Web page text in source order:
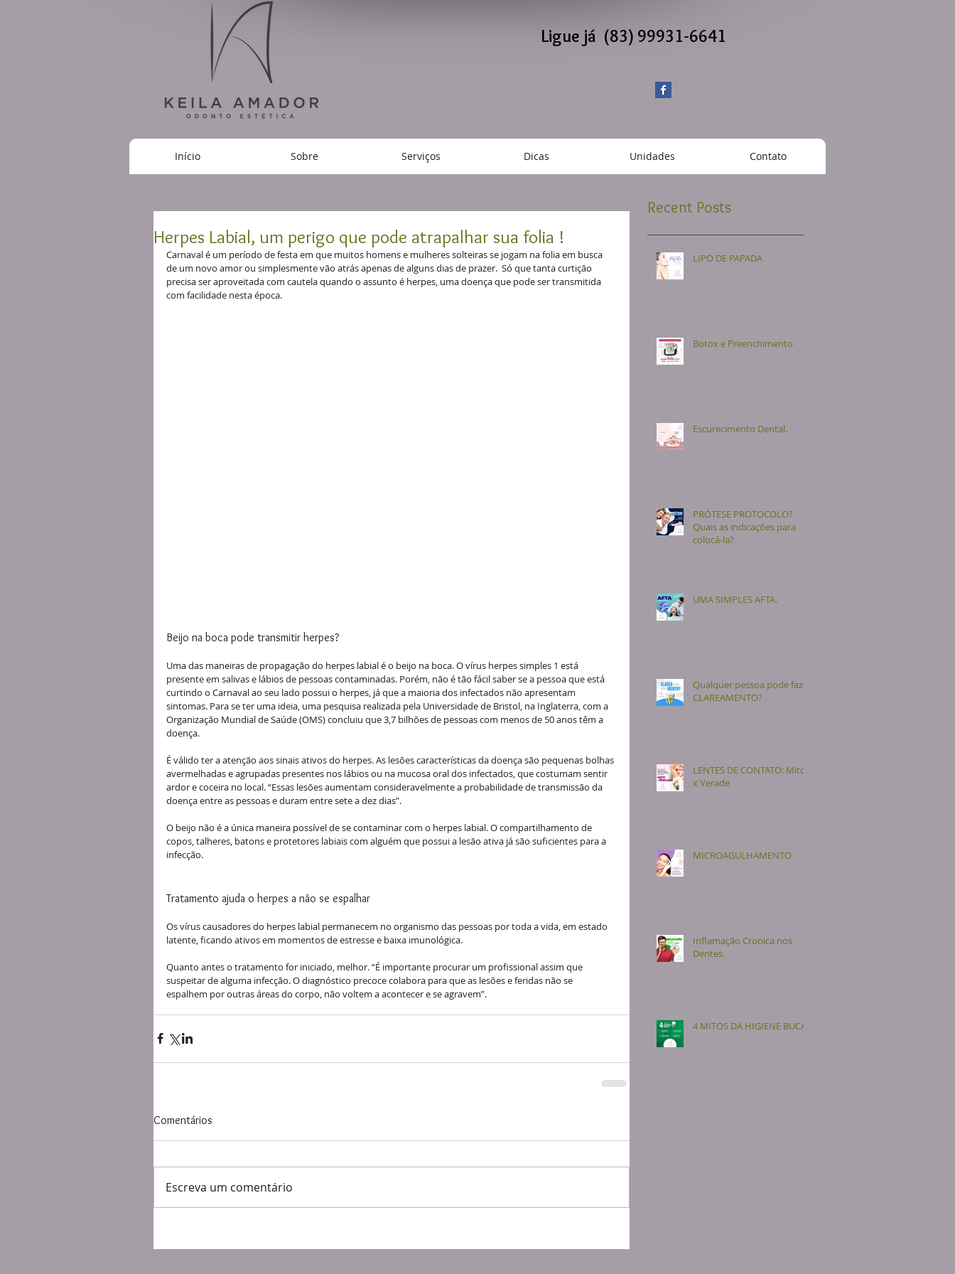
Ligue já (83) 99931-6641
Início Sobre Serviços Dicas Unidades Contato
Herpes Labial, um perigo que pode atrapalhar sua folia !
Carnaval é um período de festa em que muitos homens e mulheres solteiras se jogam na folia em busca
de um novo amor ou simplesmente vão atrás apenas de alguns dias de prazer.  Só que tanta curtição
precisa ser aproveitada com cautela quando o assunto é herpes, uma doença que pode ser transmitida
com facilidade nesta época.
Beijo na boca pode transmitir herpes?
Uma das maneiras de propagação do herpes labial é o beijo na boca. O vírus herpes simples 1 está
presente em salivas e lábios de pessoas contaminadas. Porém, não é tão fácil saber se a pessoa que está
curtindo o Carnaval ao seu lado possui o herpes, já que a maioria dos infectados não apresentam
sintomas. Para se ter uma ideia, uma pesquisa realizada pela Universidade de Bristol, na Inglaterra, com a
Organização Mundial de Saúde (OMS) concluiu que 3,7 bilhões de pessoas com menos de 50 anos têm a
doença.
É válido ter a atenção aos sinais ativos do herpes. As lesões características da doença são pequenas bolhas
avermelhadas e agrupadas presentes nos lábios ou na mucosa oral dos infectados, que costumam sentir
ardor e coceira no local. “Essas lesões aumentam consideravelmente a probabilidade de transmissão da
doença entre as pessoas e duram entre sete a dez dias”.
O beijo não é a única maneira possível de se contaminar com o herpes labial. O compartilhamento de
copos, talheres, batons e protetores labiais com alguém que possui a lesão ativa já são suficientes para a
infecção.
Tratamento ajuda o herpes a não se espalhar
Os vírus causadores do herpes labial permanecem no organismo das pessoas por toda a vida, em estado
latente, ficando ativos em momentos de estresse e baixa imunológica.
Quanto antes o tratamento for iniciado, melhor. “É importante procurar um profissional assim que
suspeitar de alguma infecção. O diagnóstico precoce colabora para que as lesões e feridas não se
espalhem por outras áreas do corpo, não voltem a acontecer e se agravem”.
Comentários
Escreva um comentário
Recent Posts
LIPO DE PAPADA
Botox e Preenchimento
Escurecimento Dental.
PRÓTESE PROTOCOLO?
Quais as indicações para
colocá-la?
UMA SIMPLES AFTA.
Qualquer pessoa pode fazer
CLAREAMENTO?
LENTES DE CONTATO: Mito
x Verade
MICROAGULHAMENTO
Inflamação Cronica nos
Dentes.
4 MITOS DA HIGIENE BUCAL